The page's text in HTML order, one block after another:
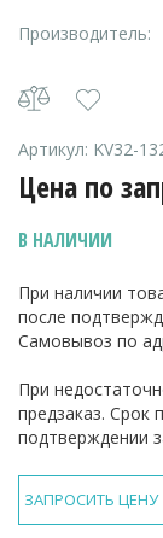
Производитель:
Артикул: KV32-
Цена по
В НАЛИЧИИ
При наличии
после
Самовывоз по
При
предзаказ.
подтверждении
ЗАПРОСИТЬ ЦЕНУ